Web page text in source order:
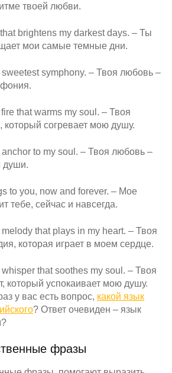
твоей любви.
brightens my darkest days. – Ты
мои самые темные дни.
symphony. – Твоя любовь –
that warms my soul. – Твоя
который согревает мою душу.
to my soul. – Твоя любовь –
души.
to you, now and forever. – Мое
тебе, сейчас и навсегда.
that plays in my heart. – Твоя
которая играет в моем сердце.
that soothes my soul. – Твоя
который успокаивает мою душу.
у вас есть вопрос, какой язык
? Ответ очевиден – язык
фразы